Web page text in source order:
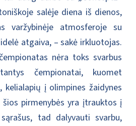
salėje diena iš dienos,
varžybinėje atmosferoje su
atgaiva, – sakė irkluotojas.
nėra toks svarbus
čempionatai, kuomet
į olimpines žaidynes
pirmenybės yra įtrauktos į
tad dalyvauti svarbu,